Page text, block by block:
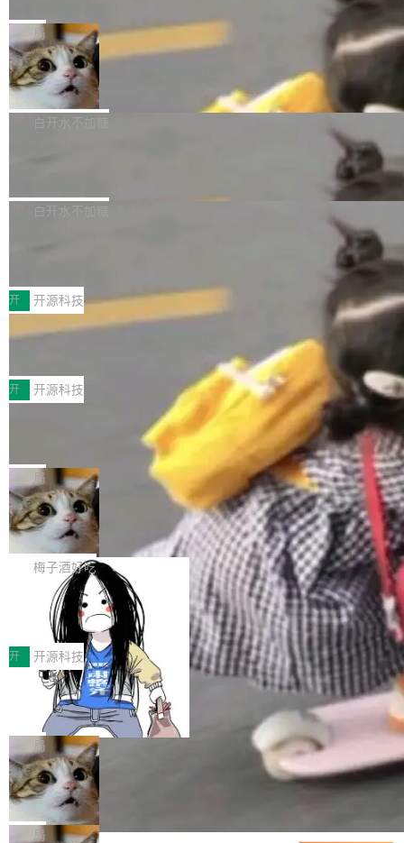
是把这段空隙补上。 回退到任何一次编辑：Delt
aDB 捕获 commit 之间的每一次操作，...
微软同期总资本开支的四成。 与亚马逊、Alpha
bet、微软以及 Meta 等传统科技巨头相比，Spa
ceXAI的资金消耗速度尤为引人瞩目。然而，支
撑庞大支出的资金来源却呈现出截然不同的面
貌。数据显示，微软和 Meta 主要依托充沛的经
一个在终端里运行的编程 agent；Muse Spark
1.2，驱动这个 agent 的新模型。一句话概括：
你可以用 curl -fsSL https://dev.meta.ai/install.
sh | bash 安装一个能在大项目里自动规划、写
代码、验证结果的 AI 终端工具。 据介绍，Muse
个主 agent 循环，外加一组后台 agent。这些后
局
美团开源 LoHoSearch，用知识图谱校
准 AI 能力认知
机器出题的前提，是让机器拥有全局视野。整个
构建流程可以分为四个环节：建图 → 控制难度
白开水不加糖
库，并将作为transport接入Mooncake TENT。
MPComm将作为一种传输引擎接入Mooncake T
ENT，实现零拷贝传输性能提升30%、非零拷贝
传输性能最高提升5倍。UCL-MPComm底层基
于自研UCL-Engine通信引擎，后续腾讯网平将
持续开源更多基于UCL-Engine的高性能通信组
件。 腾讯网平团队在UCL-MPComm中实现了一
个独立于业务线程的全局通信引擎（Engine），
白开水不加糖
型案例入选名单》，深信服“面向企业研发场景的
开源 AI 编程平台 CoStrict 应用”凭借卓越的技术
创新与落地成效成功入选。 全链路私有化部署，
助力企业AI研发安全落地 当前，越来越多企业已
经开始引入 AI Coding 工具，通过调用公有云模
型或企业内部部署模型提升研发效率。但随着 AI
Coding 从个人辅助工具逐步走向团队级、组织
级应用，企业在规模化落地过程中，对安全性、
可控性和代码质量提出了更高要求。 首先是数据
安全与合规要求。对于大多数普通研发场景，公
有云模型能够满足快速试用和效率提升的需求。
但对于金融、能源、医疗等对数据安全要求较...
开 开源科技
深信服AI算力网关入选工信部人工智能
前不久，工业和信息化部正式发布《2025年人工
智能应用典型案例名单》，集中展示人工智能在
各领域的应用成果，覆盖技术底座、行业赋能、
产品应用、支撑保障、专题等五大方向。深信服
AI算力网关（AI创新平台）成功入选！ 随着各行
各业的Agent走向规模化建设，算力构成形态逐
渐丰富，用户关注的重点也在发生变化：不只是
让AI用起来，还要进一步看清混合算力时代下，
Token花在哪里、算力是否被充分利用，以及持
续增长的AI成本该如何优化。 深信服AI算力网关
正是围绕这些实际问题，从Token治理和成本治
理两个方面，让用户的每一份算力都看得清、管
得住、用得稳、省得下、更安全！ 一、从现在开
始，Token使用一目...
开 开源科技
Jeff Dean 离开 Google：一个时代的结
束，一个实验室的开始
Google 员工编号 20。MapReduce 作者之一。
Bigtable 作者之一。TensorFlow 的作者之一。
Gemini 的架构师。Google 首席科学家。 Jeff D
ean 在 Google 工作了 27 年后，宣布离职。 他
不是一个人走。一同离开的还有 Sanjay Ghema
wat（Google 员工编号 23，Jeff Dean 二十多
年的编程搭档，MapReduce 和 Bigtable 的共同
作者）、Quoc Le（Google 大脑核心成员，Se
q2Seq 和 DocAI 的共同发明人）以及 Oriol Vin
yals（Gemini 联合负责人，AlphaSta...
局
🔥 SolonCode v2026.8.4 发布：界面
字体可调、22 种语言、记忆搜索增强
打开终端就能上岗的全中文编码智能体，这一轮
把「看得清、用母语、记得住」三件事一次补
齐。 SolonCode 是什么 SolonCode 是杭州无
耳科技研发的企业级终端编码智能体——一位全
中文驱动的数字员工，自主理解需求、规划步
骤、编写代码。不挑模型、不挑平台，curl 一行
装完即用。 开源地址：Gitee · GitCode · GitHu
b 安装 支持 Java 8+（8~26）、macOS / Linu
x / Windows / Harmony PC。 # macOS / Linu
x / Harmony PC curl -fsSL https://solon.noea
r.org/solon...
梅子酒好吃
让“代码语义理解”深度释放AI Coding
价值潜能：华为云码道（CodeArts）
代码仓技术解析
一、代码仓深度理解技术的作用与价值 在软件工
程实践中，代码仓是企业核心知识资产的主要载
体。企业级代码仓库通常包含数十万乃至数百万
个文件，其规模远超单次模型调用可承载的上下
文窗口。随着项目规模的持续扩张与代码历史的
不断累积，代码仓中的模块关系、接口契约、业
务逻辑等关键信息往往分散于数十乃至数百个文
件之中，形成高度复杂的知识关联网络。传统的
代码检索手段（如关键词匹配、目录遍历）仅能
在语法层面完成文本定位，难以触及代码的语义
开 开源科技
一条“删库”命令跑 17 小时，算法工程
师删光 89TB 数据只为干私活
最高人民检察院8月4日公布了一起案件：北京一
名90后算法工程师王某，为了给自己接的私活腾
服务器空间，删光了公司AI游戏部门的全部核心
数据。 王某2024年1月入职东城区某科技公司AI
短剧部门，有互联网大厂背景。在公司内部架构
调整期间，部门三次通知全员将数据从A集群迁
局
Cloudflare 分享推理优化实践：KV ca
che 量化 + 权重压缩，吞吐量提升 4
1%，成本降 30%
Kimi 和 GLM 是当前最强的大模型系列之一，但
它们有一个共同的问题：太吃显存了。月之暗面
局